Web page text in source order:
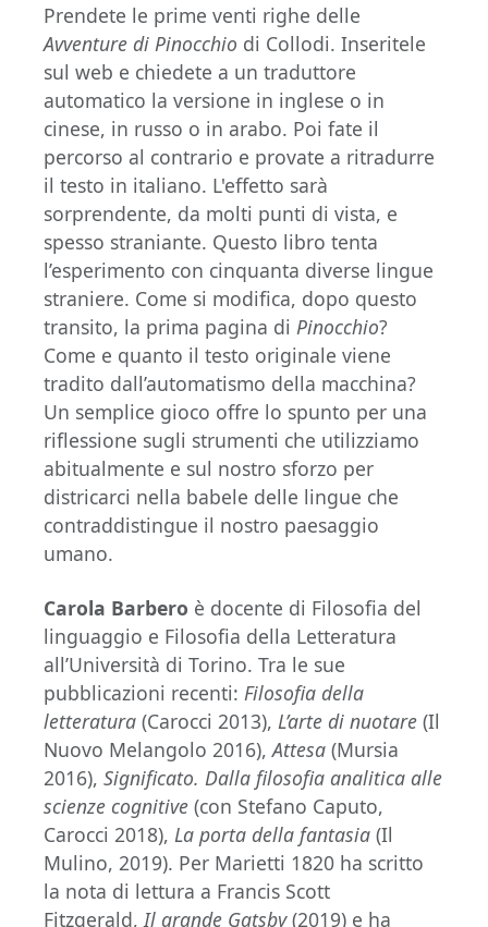
Prendete le prime venti righe delle
Avventure di Pinocchio di Collodi. Inseritele
sul web e chiedete a un traduttore
automatico la versione in inglese o in
cinese, in russo o in arabo. Poi fate il
percorso al contrario e provate a ritradurre
il testo in italiano. L'effetto sarà
sorprendente, da molti punti di vista, e
spesso straniante. Questo libro tenta
l’esperimento con cinquanta diverse lingue
straniere. Come si modifica, dopo questo
transito, la prima pagina di Pinocchio?
Come e quanto il testo originale viene
tradito dall’automatismo della macchina?
Un semplice gioco offre lo spunto per una
riflessione sugli strumenti che utilizziamo
abitualmente e sul nostro sforzo per
districarci nella babele delle lingue che
contraddistingue il nostro paesaggio
umano.
Carola Barbero è docente di Filosofia del
linguaggio e Filosofia della Letteratura
all’Università di Torino. Tra le sue
pubblicazioni recenti: Filosofia della
letteratura (Carocci 2013), L’arte di nuotare (Il
Nuovo Melangolo 2016),Attesa (Mursia
2016), Significato. Dalla filosofia analitica alle
scienze cognitive (con Stefano Caputo,
Carocci 2018), La porta della fantasia (Il
Mulino, 2019). Per Marietti 1820 ha scritto
la nota di lettura a Francis Scott
Fitzgerald, Il grande Gatsby(2019) e ha